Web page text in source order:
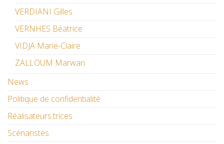
VERDIANI Gilles
VERNHES Béatrice
VIDJA Marie-Claire
ZALLOUM Marwan
News
Politique de confidentialité
Réalisateurs.trices
Scénaristes